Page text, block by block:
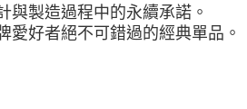
與製造過程中的永續承諾。
愛好者絕不可錯過的經典單品。